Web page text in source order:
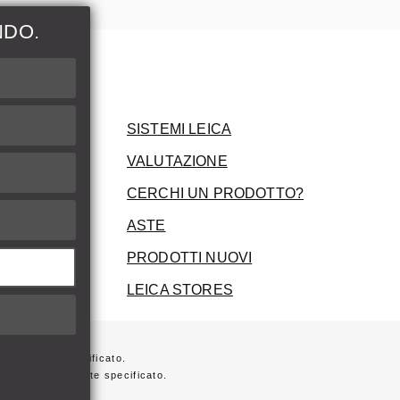
SISTEMI LEICA
VALUTAZIONE
CERCHI UN PRODOTTO?
ASTE
PRODOTTI NUOVI
LEICA STORES
specificato.
non diversamente specificato.
sulla fattura.